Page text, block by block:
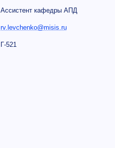
Ассистент кафедры АПД
rv.levchenko@misis.ru
Г-521